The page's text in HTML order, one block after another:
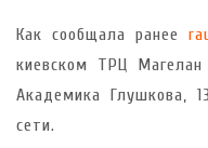
Как сообщала ранее
киевском ТРЦ Магелан
Академика Глушкова,
сети.